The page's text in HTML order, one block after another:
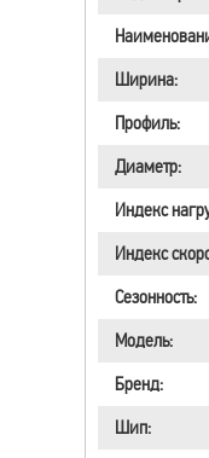
Ширина:
Профиль:
Диаметр:
Индекс
Индекс
Сезонность:
Модель:
Бренд:
Шип: